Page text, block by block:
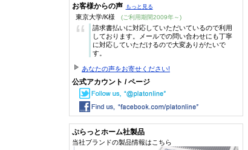
お客様からの声 もっと見る
東京大学/K様 (ご利用期間2009年～)
“
請求書払いに対応していただいているので利用
しております。メールでの問い合わせにも丁寧
に対応していただけるので大変ありがたいで
す。
あなたの声をお寄せください!
公式アカウント / ページ
ぷらっとホーム社製品
当社ブランドの製品情報はこちら